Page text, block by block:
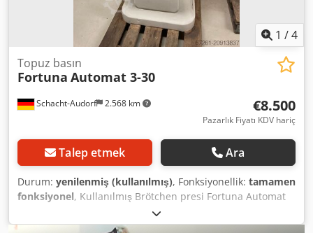
1 /4
Schacht-Audorf 2.568 km
Topuz basın
Fortuna Automat 3-30
€8.500
Pazarlık Fiyatı KDV hariç
Talep etmek Ara
Durum: yenilenmiş (kullanılmış), Fonksiyonellik: tamamen
fonksiyonel, Kullanılmış Brötchen presi Fortuna Automat
3-30, revize edilmiş, boyut 3, köşeli kesim fonksiyonu ile, 3
şekillendirme tablası, yeni paslanmaz çelik bıçak, 30